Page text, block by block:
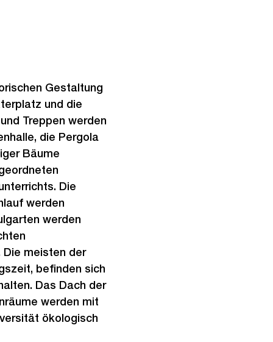
Gestaltung
und die
Treppen werden
die Pergola
Bäume
Die
werden
werden
Die meisten der
befinden sich
Das Dach der
werden mit
ökologisch